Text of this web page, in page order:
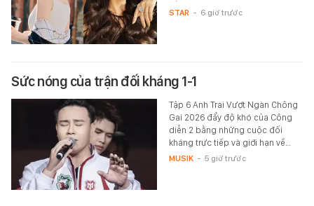
STAR - 6 giờ trước
Sức nóng của trận đối kháng 1-1
Tập 6 Anh Trai Vượt Ngàn Chông
Gai 2026 đẩy độ khó của Công
diễn 2 bằng những cuộc đối
kháng trực tiếp và giới hạn về…
MUSIK - 5 giờ trước